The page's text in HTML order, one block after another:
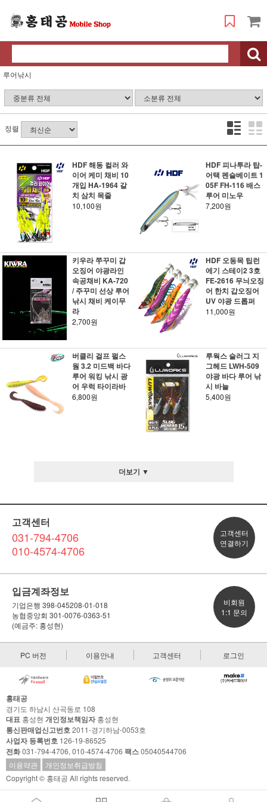
루어낚시
정렬
HDF 해동 컬러 와
이어 케미 채비 10
개입 HA-1964 갈
치 삼치 목줄
10,100원
HDF 피나투라 탑-
어택 펜슬베이트 1
05F FH-116 배스
루어 미노우
7,200원
키우라 쭈꾸미 갑
오징어 야광라인
속공채비 KA-720
/ 주꾸미 선상 루어
낚시 채비 케이무
라
2,700원
HDF 오동목 팁런
에기 스테이2 3호
FE-2616 무늬오징
어 한치 갑오징어
UV 야광 드롭퍼
11,000원
버클리 걸프 펄스
웜 3.2 미드백 바다
루어 워킹 낚시 광
어 우럭 타이라바
6,800원
루웍스 슬러그 지
그헤드 LWH-509
야광 바다 루어 낚
시 바늘
5,400원
더보기 ▼
고객센터
031-794-4706
010-4574-4706
고객센터
연결하기
입금계좌정보
기업은행 398-045208-01-018
농협중앙회 301-0076-0363-51
(예금주: 홍성현)
비회원
1:1 문의
PC 버전 이용안내 고객센터 로그인
홍태공
경기도 하남시 산곡동로 108
대표 홍성현 개인정보책임자홍성현
통신판매업신고번호2011-경기하남-0053호
사업자 등록번호 126-19-86525
전화031-794-4706, 010-4574-4706 팩스05040544706
이용약관
개인정보취급방침
Copyright © 홍태공 All rights reserved.